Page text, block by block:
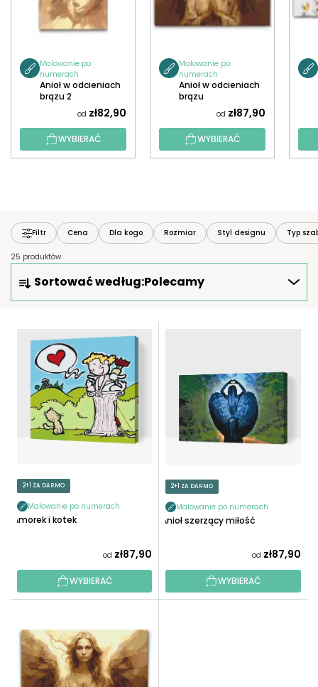
Malowanie po
numerach
Anioł w odcieniach
brązu 2
od zł82,90
WYBIERAĆ
Malowanie po
numerach
Anioł w odcieniach
brązu
od zł87,90
WYBIERAĆ
Filtr Cena Dla kogo Rozmiar Styl designu Typ
25 produktów
O
R
O
D
U
K
Sortować według:Polecamy
U
K
T
2+1 ZA DARMO
Malowanie po numerach
Amorek i kotek
od zł87,90
WYBIERAĆ
2+1 ZA DARMO
Malowanie po numerach
Anioł szerzący miłość
od zł87,90
WYBIERAĆ